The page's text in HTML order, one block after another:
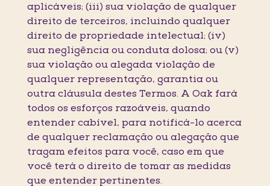
aplicáveis; (iii) sua violação de qualquer
direito de terceiros, incluindo qualquer
direito de propriedade intelectual; (iv)
sua negligência ou conduta dolosa; ou (v)
sua violação ou alegada violação de
qualquer representação, garantia ou
outra cláusula destes Termos. A Oak fará
todos os esforços razoáveis, quando
entender cabível, para notificá-lo acerca
de qualquer reclamação ou alegação que
tragam efeitos para você, caso em que
você terá o direito de tomar as medidas
que entender pertinentes.